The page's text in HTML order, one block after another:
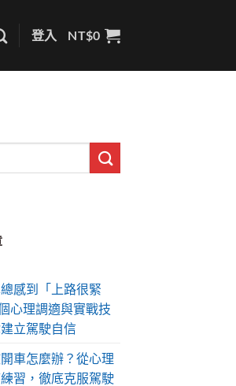
登入 NT$0
感到「上路很緊
心理調適與實戰技
立駕駛自信
車怎麼辦？從心理
習，徹底克服駕駛